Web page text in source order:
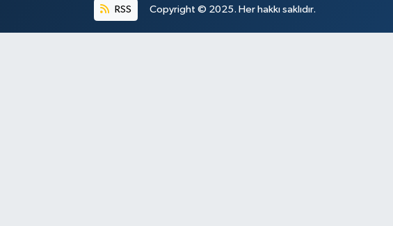
RSS Copyright © 2025. Her hakkı saklıdır.